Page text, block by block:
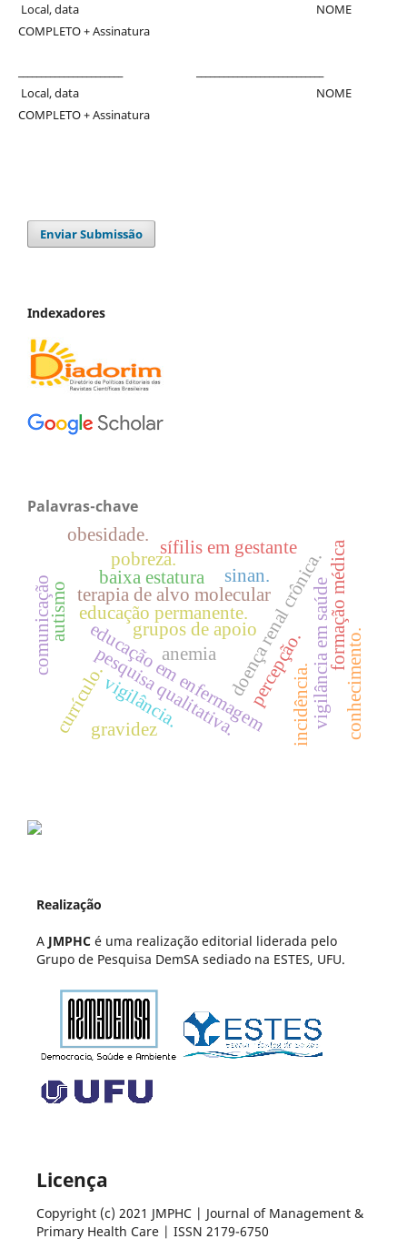
Local, data NOME
COMPLETO + Assinatura
Local, data NOME
COMPLETO + Assinatura
Enviar Submissão
Indexadores
Palavras-chave
terapia de alvo moleculardoença renal crônica.
educação em enfermagem
pesquisa qualitativa.
educação permanente.
autismo grupos de apoiopercepção.
comunicação
currículo.
baixa estatura
pobreza.
vigilância.
sífilis em gestante
vigilância em saúde
anemia
sinan. formação médica
gravidez
obesidade.
conhecimento.
incidência.
Realização
A JMPHCé uma realização editorial liderada pelo
Grupo de Pesquisa DemSA sediado na ESTES, UFU.
Licença
Copyright (c) 2021 JMPHC | Journal of Management &
Primary Health Care | ISSN 2179-6750